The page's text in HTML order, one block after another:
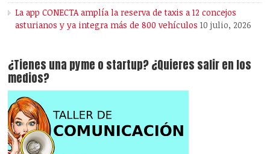
La app CONECTA amplía la reserva de taxis a 12 concejos
asturianos y ya integra más de 800 vehículos 10 julio, 2026
¿Tienes una pyme o startup? ¿Quieres salir en los
medios?